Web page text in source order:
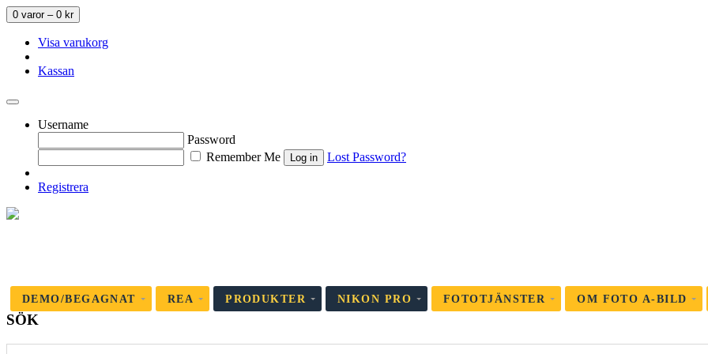
0 varor – 0 kr
Visa varukorg
Kassan
Username
Password
Remember Me
Lost Password?
Registrera
DEMO/BEGAGNAT REA PRODUKTER NIKON PRO FOTOTJÄNSTER OM FOTO A-BILD
SÖK